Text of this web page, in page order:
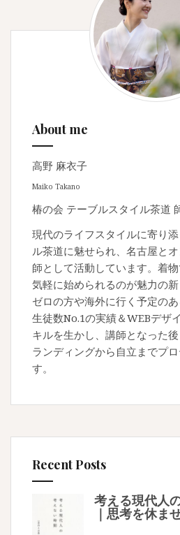
About me
高野 麻衣子
Maiko Takano
椿の会 テーブルスタイル茶道
現代のライフスタイルに寄り
ル茶道に魅せられ、名古屋と
師として活動しています。着物
気軽に始められるのが魅力の
ゼロの方や海外に行く予定のあ
生徒数No.1の実績＆WEBデザ
キルを生かし、講師となった
ランディングから自立までプ
す。
Recent Posts
考える現代人
｜思考を休ま